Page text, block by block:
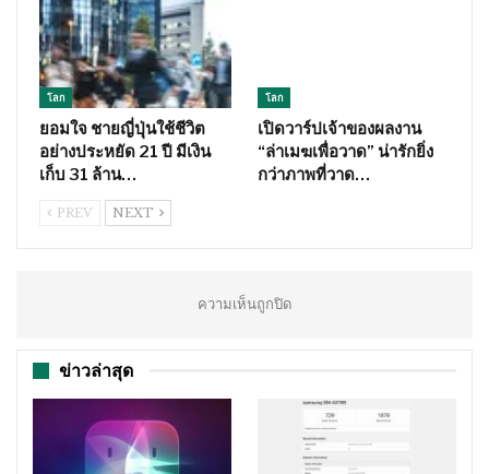
โลก
ยอมใจ ชายญี่ปุ่นใช้ชีวิต
อย่างประหยัด 21 ปี มีเงิน
เก็บ 31 ล้าน…
โลก
เปิดวาร์ปเจ้าของผลงาน
“ล่าเมฆเพื่อวาด” น่ารักยิ่ง
กว่าภาพที่วาด…
PREV NEXT
ความเห็นถูกปิด
ข่าวล่าสุด